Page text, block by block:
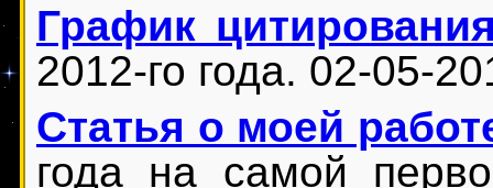
График
2012-го года. 02-05-
Статья о моей
года на самой